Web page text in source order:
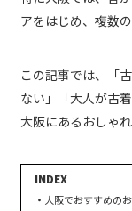
アをはじめ、複数
この記事では、「
ない」「大人が古
大阪にあるおしゃ
大阪でおすすめの